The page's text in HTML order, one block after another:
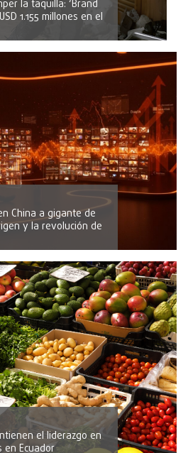
la taquilla: ‘Brand
1.155 millones en el
China a gigante de
y la revolución de
el liderazgo en
en Ecuador